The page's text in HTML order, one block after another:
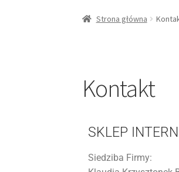
Strona główna
Kontakt
SKLEP
Siedziba Firmy: